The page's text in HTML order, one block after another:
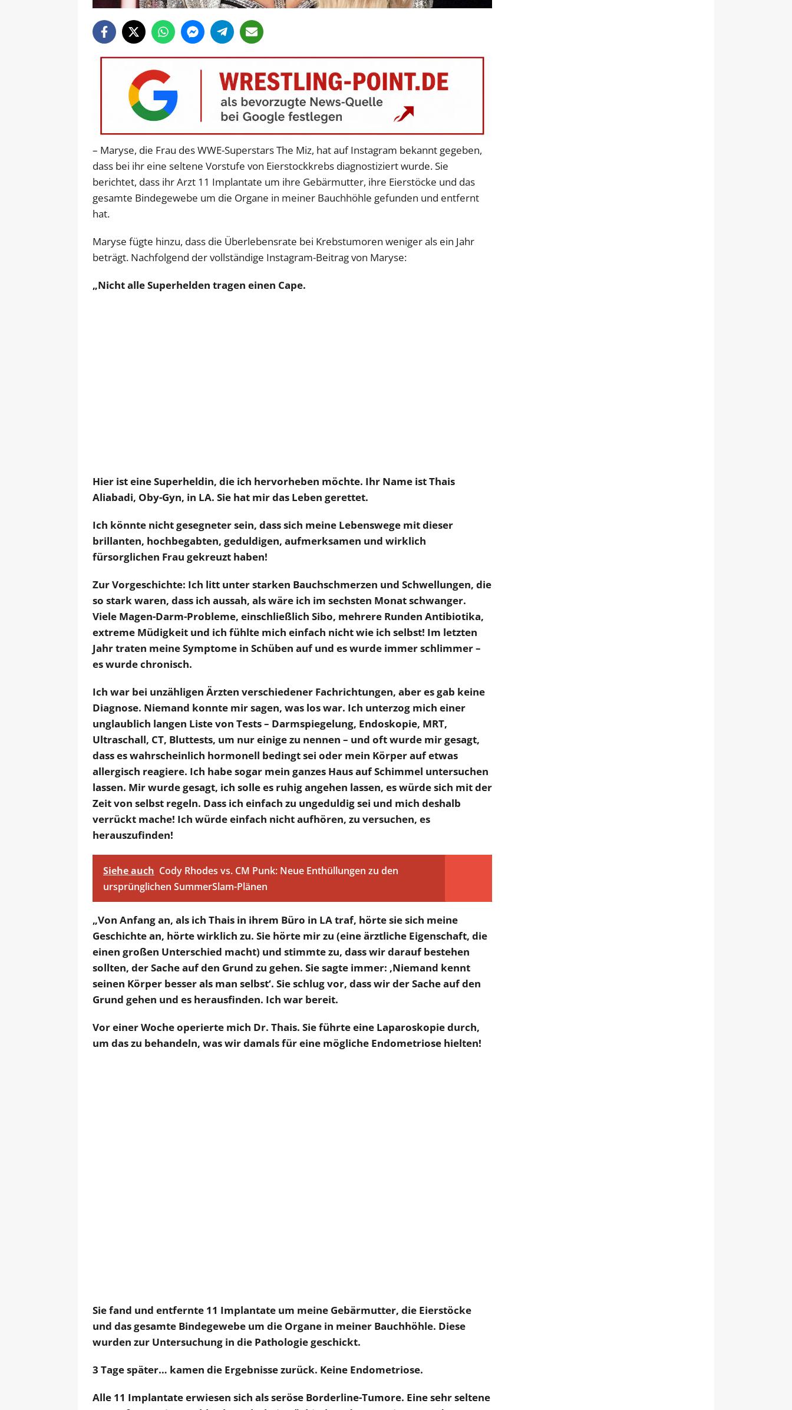
– Maryse, die Frau des WWE-Superstars The Miz, hat auf Instagram bekannt gegeben,
dass bei ihr eine seltene Vorstufe von Eierstockkrebs diagnostiziert wurde. Sie
berichtet, dass ihr Arzt 11 Implantate um ihre Gebärmutter, ihre Eierstöcke und das
gesamte Bindegewebe um die Organe in meiner Bauchhöhle gefunden und entfernt
hat.
Maryse fügte hinzu, dass die Überlebensrate bei Krebstumoren weniger als ein Jahr
beträgt. Nachfolgend der vollständige Instagram-Beitrag von Maryse:
„Nicht alle Superhelden tragen einen Cape.
Hier ist eine Superheldin, die ich hervorheben möchte. Ihr Name ist Thais
Aliabadi, Oby-Gyn, in LA. Sie hat mir das Leben gerettet.
Ich könnte nicht gesegneter sein, dass sich meine Lebenswege mit dieser
brillanten, hochbegabten, geduldigen, aufmerksamen und wirklich
fürsorglichen Frau gekreuzt haben!
Zur Vorgeschichte: Ich litt unter starken Bauchschmerzen und Schwellungen, die
so stark waren, dass ich aussah, als wäre ich im sechsten Monat schwanger.
Viele Magen-Darm-Probleme, einschließlich Sibo, mehrere Runden Antibiotika,
extreme Müdigkeit und ich fühlte mich einfach nicht wie ich selbst! Im letzten
Jahr traten meine Symptome in Schüben auf und es wurde immer schlimmer –
es wurde chronisch.
Ich war bei unzähligen Ärzten verschiedener Fachrichtungen, aber es gab keine
Diagnose. Niemand konnte mir sagen, was los war. Ich unterzog mich einer
unglaublich langen Liste von Tests – Darmspiegelung, Endoskopie, MRT,
Ultraschall, CT, Bluttests, um nur einige zu nennen – und oft wurde mir gesagt,
dass es wahrscheinlich hormonell bedingt sei oder mein Körper auf etwas
allergisch reagiere. Ich habe sogar mein ganzes Haus auf Schimmel untersuchen
lassen. Mir wurde gesagt, ich solle es ruhig angehen lassen, es würde sich mit der
Zeit von selbst regeln. Dass ich einfach zu ungeduldig sei und mich deshalb
verrückt mache! Ich würde einfach nicht aufhören, zu versuchen, es
herauszufinden!
Siehe auch Cody Rhodes vs. CM Punk: Neue Enthüllungen zu den
ursprünglichen SummerSlam-Plänen
„Von Anfang an, als ich Thais in ihrem Büro in LA traf, hörte sie sich meine
Geschichte an, hörte wirklich zu. Sie hörte mir zu (eine ärztliche Eigenschaft, die
einen großen Unterschied macht) und stimmte zu, dass wir darauf bestehen
sollten, der Sache auf den Grund zu gehen. Sie sagte immer: ‚Niemand kennt
seinen Körper besser als man selbst‘. Sie schlug vor, dass wir der Sache auf den
Grund gehen und es herausfinden. Ich war bereit.
Vor einer Woche operierte mich Dr. Thais. Sie führte eine Laparoskopie durch,
um das zu behandeln, was wir damals für eine mögliche Endometriose hielten!
Sie fand und entfernte 11 Implantate um meine Gebärmutter, die Eierstöcke
und das gesamte Bindegewebe um die Organe in meiner Bauchhöhle. Diese
wurden zur Untersuchung in die Pathologie geschickt.
3 Tage später… kamen die Ergebnisse zurück. Keine Endometriose.
Alle 11 Implantate erwiesen sich als seröse Borderline-Tumore. Eine sehr seltene